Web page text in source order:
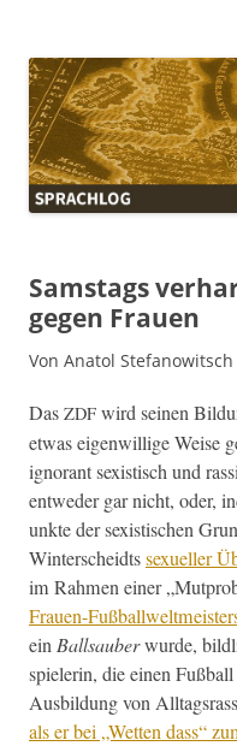
Samstags
gegen Frauen
Von Anatol Stefanowitsch
Das ZDF wird seinen
etwas eigen­willige Weise
igno­rant sex­is­tisch und
entwed­er gar nicht, oder,
unk­te der sex­is­tis­chen
Win­ter­schei­dtssex­ueller
im Rah­men ein­er
Frauen-
ein Ball­sauberwurde,
spielerin, die einen
Aus­bil­dung von
als er bei „Wet­ten dass“